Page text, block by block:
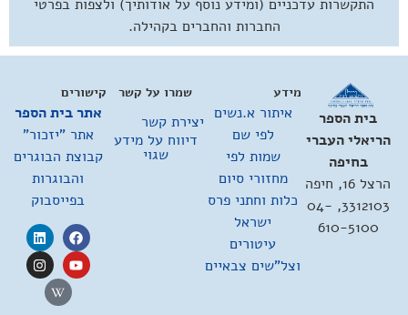
התקשרות עדכניים (ומידע נוסף על אודותיך) ולצפות בפרטי
החברות והחברים בקהילה.
בית הספר
הריאלי העברי
בחיפה
הרצל 16, חיפה
3312103, 04-
610-5100
מידע
איתור א.נשים
לפי שם
שמות לפי
מחזורי סיום
כלות וחתני פרס
ישראל
עיטורים
וצל"שים צבאיים
קישורים
אתר בית הספר
אתר "יזכור"
קבוצת הבוגרים
והבוגרות
בפייסבוק
שמרו על קשר
יצירת קשר
דיווח על מידע
שגוי